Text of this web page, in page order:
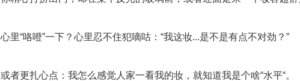
心里“咯噔”一下？心里忍不住犯嘀咕：“我这妆...是不是有点不对劲？”
或者更扎心点：我怎么感觉人家一看我的妆，就知道我是个啥“水平“。